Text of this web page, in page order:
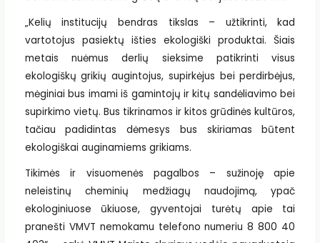
„Kelių institucijų bendras tikslas – užtikrinti, kad
vartotojus pasiektų išties ekologiški produktai. Šiais
metais nuėmus derlių sieksime patikrinti visus
ekologiškų grikių augintojus, supirkėjus bei perdirbėjus,
mėginiai bus imami iš gamintojų ir kitų sandėliavimo bei
supirkimo vietų. Bus tikrinamos ir kitos grūdinės kultūros,
tačiau padidintas dėmesys bus skiriamas būtent
ekologiškai auginamiems grikiams.
Tikimės ir visuomenės pagalbos – sužinoję apie
neleistinų cheminių medžiagų naudojimą, ypač
ekologiniuose ūkiuose, gyventojai turėtų apie tai
pranešti VMVT nemokamu telefono numeriu 8 800 40